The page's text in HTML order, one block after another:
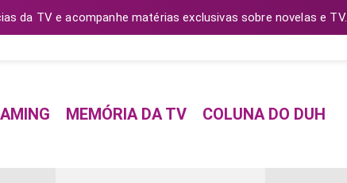
da TV e acompanhe matérias exclusivas sobre novelas e TV.
MEMÓRIA DA TV COLUNA DO DUH